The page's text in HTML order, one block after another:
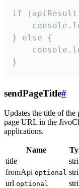
if
} else {
}
sendPageTitle#
Updates the title of the
page URL in the
applications.
Name
title
fromApi optional
url optional